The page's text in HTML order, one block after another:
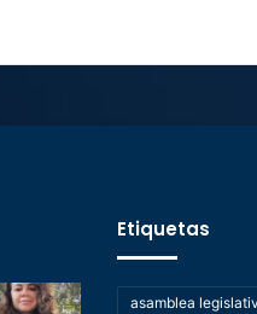
Etiquetas
asamblea